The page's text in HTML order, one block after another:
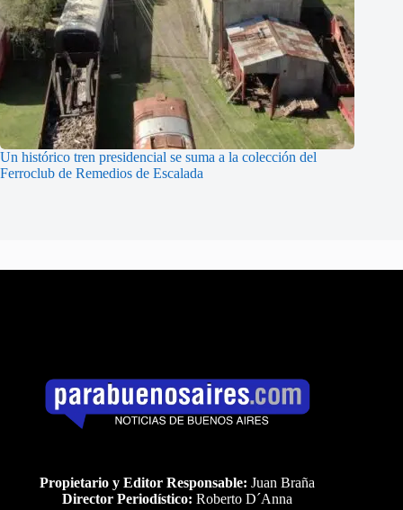
Un histórico tren presidencial se suma a la colección del
Ferroclub de Remedios de Escalada
Propietario y Editor Responsable: Juan Braña
Director Periodístico: Roberto D´Anna